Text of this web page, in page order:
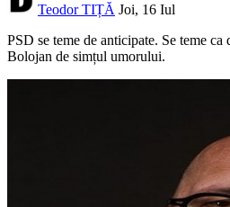
Teodor TIȚĂ Joi, 16 Iul
PSD se teme de anticipate. Se teme ca
Bolojan de simțul umorului.